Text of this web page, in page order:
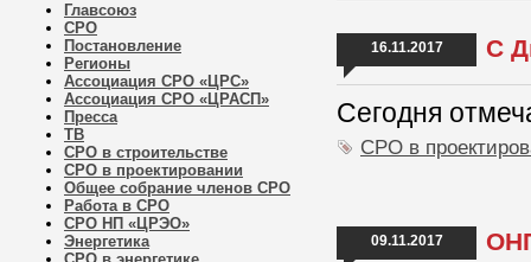
Главсоюз
СРО
Постановление
Регионы
Ассоциация СРО «ЦРС»
Ассоциация СРО «ЦРАСП»
Пресса
ТВ
СРО в строительстве
СРО в проектировании
Общее собрание членов СРО
Работа в СРО
СРО НП «ЦРЭО»
Энергетика
16.11.2017 С
Сегодня
СРО в
09.11.2017